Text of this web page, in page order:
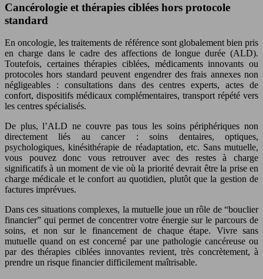
Cancérologie et thérapies ciblées hors protocole
standard
En oncologie, les traitements de référence sont globalement bien pris
en charge dans le cadre des affections de longue durée (ALD).
Toutefois, certaines thérapies ciblées, médicaments innovants ou
protocoles hors standard peuvent engendrer des frais annexes non
négligeables : consultations dans des centres experts, actes de
confort, dispositifs médicaux complémentaires, transport répété vers
les centres spécialisés.
De plus, l’ALD ne couvre pas tous les soins périphériques non
directement liés au cancer : soins dentaires, optiques,
psychologiques, kinésithérapie de réadaptation, etc. Sans mutuelle,
vous pouvez donc vous retrouver avec des restes à charge
significatifs à un moment de vie où la priorité devrait être la prise en
charge médicale et le confort au quotidien, plutôt que la gestion de
factures imprévues.
Dans ces situations complexes, la mutuelle joue un rôle de “bouclier
financier” qui permet de concentrer votre énergie sur le parcours de
soins, et non sur le financement de chaque étape. Vivre sans
mutuelle quand on est concerné par une pathologie cancéreuse ou
par des thérapies ciblées innovantes revient, très concrètement, à
prendre un risque financier difficilement maîtrisable.